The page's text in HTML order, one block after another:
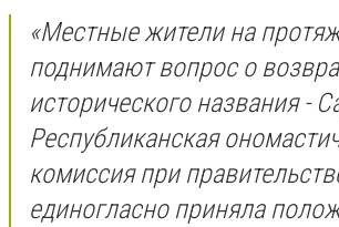
«Местные жители на
поднимают вопрос о
исторического названия -
Республиканская
комиссия при
единогласно приняла